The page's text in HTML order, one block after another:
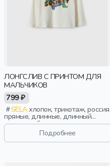
ЛОНГСЛИВ С ПРИНТОМ ДЛЯ
МАЛЬЧИКОВ
799 ₽
SELAхлопок, трикотаж, россия,
прямые, длинные, длинный
рукав, свободные, принт, вырез,
круглый вырез, повседневный,
мальчики, детиПодробнее